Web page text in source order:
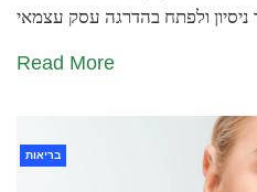
Read More
בריאות